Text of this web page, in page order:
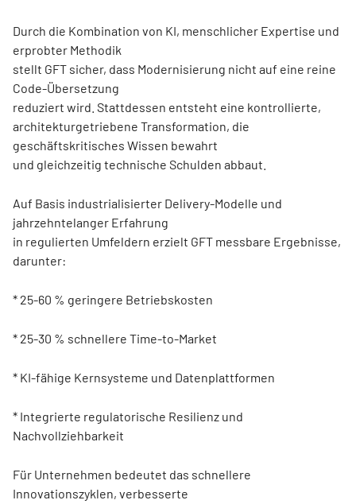
Durch die Kombination von KI, menschlicher Expertise und
erprobter Methodik
stellt GFT sicher, dass Modernisierung nicht auf eine reine
Code-Übersetzung
reduziert wird. Stattdessen entsteht eine kontrollierte,
architekturgetriebene Transformation, die
geschäftskritisches Wissen bewahrt
und gleichzeitig technische Schulden abbaut.
Auf Basis industrialisierter Delivery-Modelle und
jahrzehntelanger Erfahrung
in regulierten Umfeldern erzielt GFT messbare Ergebnisse,
darunter:
* 25-60 % geringere Betriebskosten
* 25-30 % schnellere Time-to-Market
* KI-fähige Kernsysteme und Datenplattformen
* Integrierte regulatorische Resilienz und
Nachvollziehbarkeit
Für Unternehmen bedeutet das schnellere
Innovationszyklen, verbesserte